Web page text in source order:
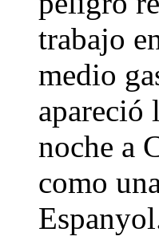
trabajo
medio
apareció
noche a
como